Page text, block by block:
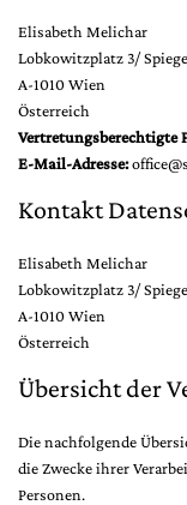
Elisabeth Melichar
Lobkowitzplatz 3/
A-1010 Wien
Österreich
Vertretungsberechtigte
E-Mail-Adresse:
Kontakt
Elisabeth Melichar
Lobkowitzplatz 3/
A-1010 Wien
Österreich
Übersicht der
Die nachfolgende
die Zwecke ihrer
Personen.